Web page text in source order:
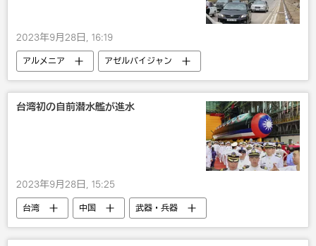
2023年9月28日, 16:19
アルメニア
アゼルバイジャン
ナゴルノ・カラバフの状況
国際
台湾初の自前潜水艦が進水
2023年9月28日, 15:25
台湾 中国
武器・兵器
潜水艦
国際 軍事